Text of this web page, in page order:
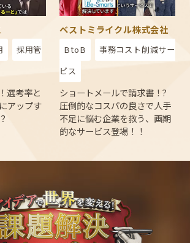
採用管
選考率と
アップす
ベストミライクル株式会社
BtoB
事務コスト削減サー
ビス
ショートメールで請求書 ！?
圧倒的なコスパの良さで人手
不足に悩む企業を救う、画期
的なサービス登場！！